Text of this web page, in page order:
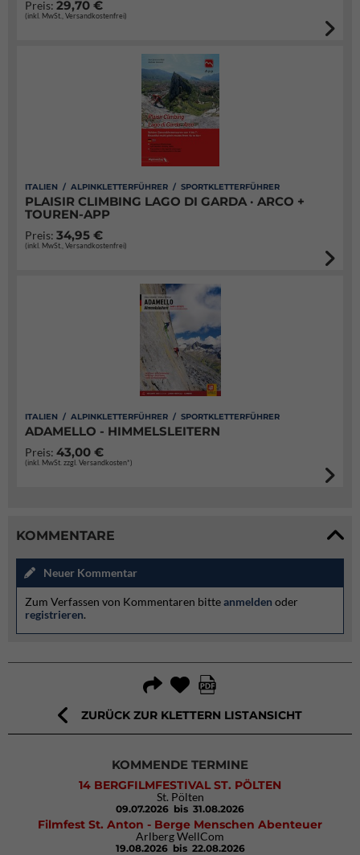
Preis: 29,70 €
(inkl. MwSt., Versandkostenfrei)
ITALIEN / ALPINKLETTERFÜHRER / SPORTKLETTERFÜHRER
PLAISIR CLIMBING LAGO DI GARDA · ARCO +
TOUREN-APP
Preis: 34,95 €
(inkl. MwSt., Versandkostenfrei)
ITALIEN / ALPINKLETTERFÜHRER / SPORTKLETTERFÜHRER
ADAMELLO - HIMMELSLEITERN
Preis: 43,00 €
(inkl. MwSt. zzgl. Versandkosten*)
KOMMENTARE
Neuer Kommentar
Zum Verfassen von Kommentaren bitteanmelden oder
registrieren.
ZURÜCK ZUR KLETTERN LISTANSICHT
KOMMENDE TERMINE
14 BERGFILMFESTIVAL ST. PÖLTEN
St. Pölten
09.07.2026 bis 31.08.2026
Filmfest St. Anton - Berge Menschen Abenteuer
Arlberg WellCom
19.08.2026 bis 22.08.2026